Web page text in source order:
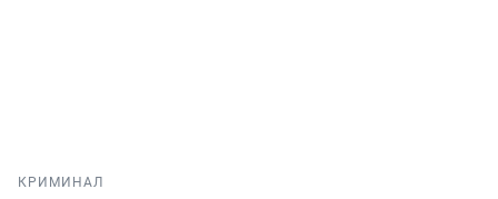
КРИМИНАЛ